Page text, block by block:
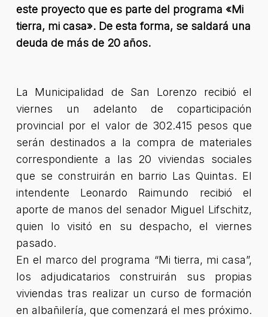
este proyecto que es parte del programa «Mi
tierra, mi casa». De esta forma, se saldará una
deuda de más de 20 años.
La Municipalidad de San Lorenzo recibió el
viernes un adelanto de coparticipación
provincial por el valor de 302.415 pesos que
serán destinados a la compra de materiales
correspondiente a las 20 viviendas sociales
que se construirán en barrio Las Quintas. El
intendente Leonardo Raimundo recibió el
aporte de manos del senador Miguel Lifschitz,
quien lo visitó en su despacho, el viernes
pasado.
En el marco del programa “Mi tierra, mi casa”,
los adjudicatarios construirán sus propias
viviendas tras realizar un curso de formación
en albañilería, que comenzará el mes próximo.